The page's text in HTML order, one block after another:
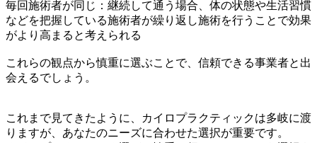
毎回施術者が同じ：継続して通う場合、体の状態や生活習慣
などを把握している施術者が繰り返し施術を行うことで効果
がより高まると考えられる
これらの観点から慎重に選ぶことで、信頼できる事業者と出
会えるでしょう。
これまで見てきたように、カイロプラクティックは多岐に渡
りますが、あなたのニーズに合わせた選択が重要です。